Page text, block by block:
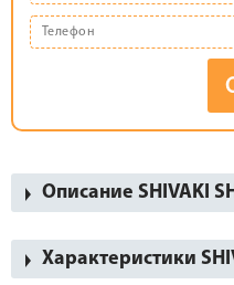
Описание SHIVAKI
Характеристики